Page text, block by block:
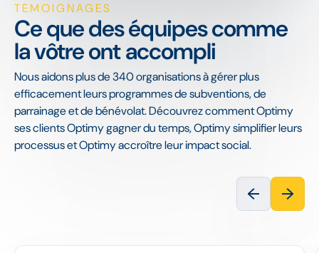
TÉMOIGNAGES
Ce que des équipes comme
la vôtre ont accompli
Nous aidons plus de 340 organisations à gérer plus
efficacement leurs programmes de subventions, de
parrainage et de bénévolat. Découvrez comment Optimy
ses clients Optimy gagner du temps, Optimy simplifier leurs
processus et Optimy accroître leur impact social.